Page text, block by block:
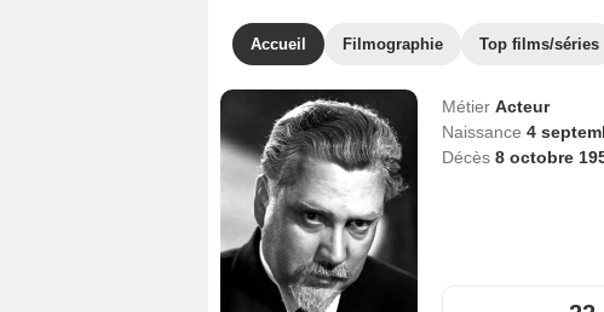
Accueil Filmographie Top films/séries
Métier Acteur
Naissance 4
Décès 8 octobre